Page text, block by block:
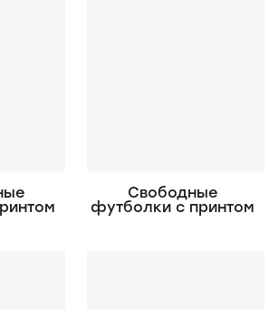
Свободные
футболки с принтом